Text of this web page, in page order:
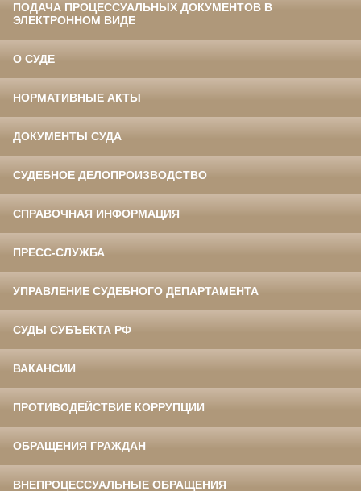
ПОДАЧА ПРОЦЕССУАЛЬНЫХ ДОКУМЕНТОВ В
ЭЛЕКТРОННОМ ВИДЕ
О СУДЕ
НОРМАТИВНЫЕ АКТЫ
ДОКУМЕНТЫ СУДА
СУДЕБНОЕ ДЕЛОПРОИЗВОДСТВО
СПРАВОЧНАЯ ИНФОРМАЦИЯ
ПРЕСС-СЛУЖБА
УПРАВЛЕНИЕ СУДЕБНОГО ДЕПАРТАМЕНТА
СУДЫ СУБЪЕКТА РФ
ВАКАНСИИ
ПРОТИВОДЕЙСТВИЕ КОРРУПЦИИ
ОБРАЩЕНИЯ ГРАЖДАН
ВНЕПРОЦЕССУАЛЬНЫЕ ОБРАЩЕНИЯ